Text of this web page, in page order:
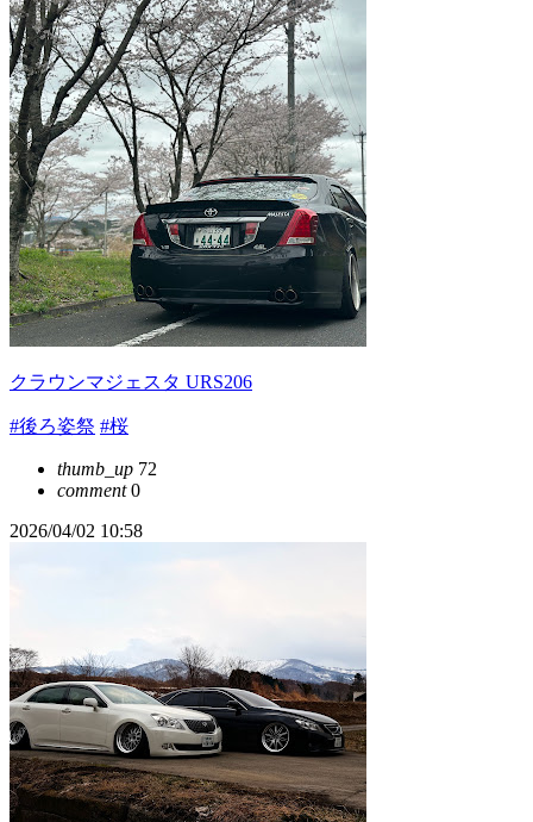
クラウンマジェスタ URS206
#後ろ姿祭 #桜
thumb_up 72
comment0
2026/04/02 10:58